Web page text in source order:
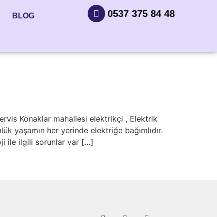
BLOG 0537 375 84 48
Konaklar mahallesi elektrikçi , Elektrik
yaşamın her yerinde elektriğe bağımlıdır.
ile ilgili sorunlar var […]